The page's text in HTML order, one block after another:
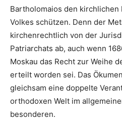
Bartholomaios den kirchlichen
Volkes schützen. Denn der
kirchenrechtlich von der
Patriarchats ab, auch wenn
Moskau das Recht zur Weihe
erteilt worden sei. Das
gleichsam eine doppelte
orthodoxen Welt im
besonderen.